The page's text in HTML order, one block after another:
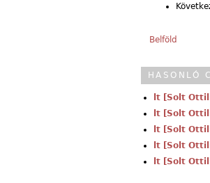
Belföld
HASONLÓ
lt [Solt
lt [Solt
lt [Solt
lt [Solt
lt [Solt